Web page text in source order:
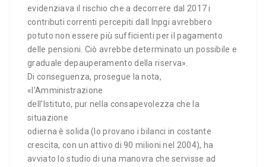
evidenziava il rischio che a decorrere dal 2017 i
contributi correnti percepiti dall Inpgi avrebbero
potuto non essere più sufficienti per il pagamento
delle pensioni. Ciò avrebbe determinato un possibile e
graduale depauperamento della riserva».
Di conseguenza, prosegue la nota,
«l’Amministrazione
dell’Istituto, pur nella consapevolezza che la
situazione
odierna è solida (lo provano i bilanci in costante
crescita, con un attivo di 90 milioni nel 2004), ha
avviato lo studio di una manovra che servisse ad